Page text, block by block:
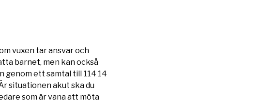
vuxen tar ansvar och
barnet, men kan också
genom ett samtal till 114 14
situationen akut ska du
som är vana att möta